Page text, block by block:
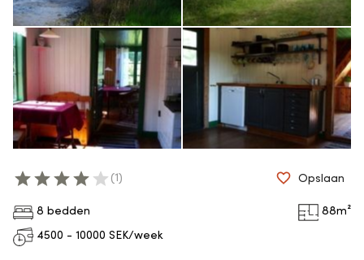
8 bedden 88m²
4500 - 10000 SEK/week
( 1 ) Opslaan